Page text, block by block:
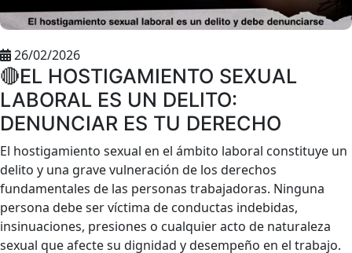
26/02/2026
🔴EL HOSTIGAMIENTO SEXUAL
LABORAL ES UN DELITO:
DENUNCIAR ES TU DERECHO
El hostigamiento sexual en el ámbito laboral constituye un
delito y una grave vulneración de los derechos
fundamentales de las personas trabajadoras. Ninguna
persona debe ser víctima de conductas indebidas,
insinuaciones, presiones o cualquier acto de naturaleza
sexual que afecte su dignidad y desempeño en el trabajo.